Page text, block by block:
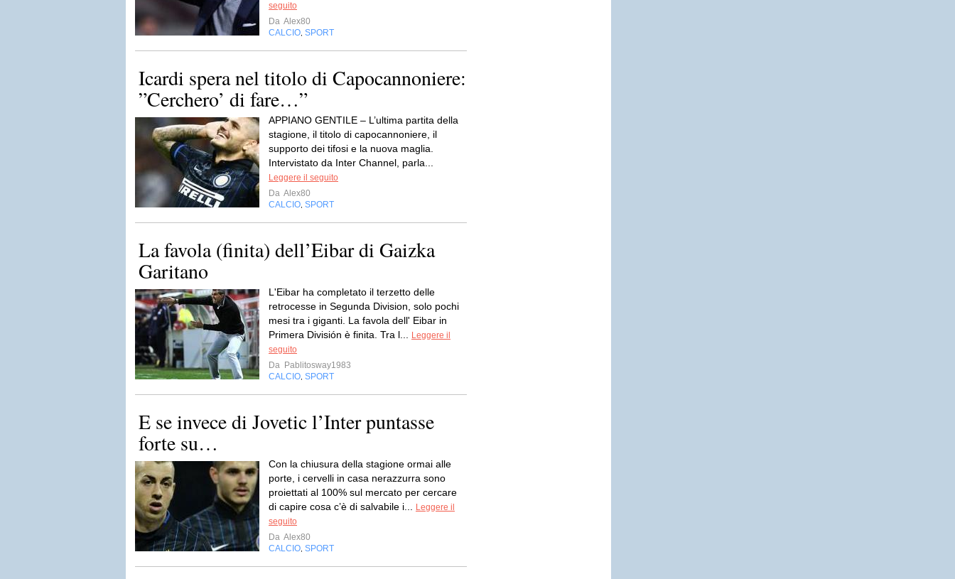
seguito
Da Alex80
CALCIO SPORT
Icardi spera nel titolo di Capocannoniere:
”Cerchero’ di fare…”
APPIANO GENTILE – L’ultima partita della
stagione, il titolo di capocannoniere, il
supporto dei tifosi e la nuova maglia.
Intervistato da Inter Channel, parla...
Leggere il seguito
Da Alex80
CALCIO SPORT
La favola (finita) dell’Eibar di Gaizka
Garitano
L'Eibar ha completato il terzetto delle
retrocesse in Segunda Division, solo pochi
mesi tra i giganti. La favola dell' Eibar in
Primera División è finita. Tra l...
Leggere il
seguito
Da Pablitosway1983
CALCIO SPORT
E se invece di Jovetic l’Inter puntasse
forte su…
Con la chiusura della stagione ormai alle
porte, i cervelli in casa nerazzurra sono
proiettati al 100% sul mercato per cercare
di capire cosa c’è di salvabile i...
Leggere il
seguito
Da Alex80
CALCIO SPORT